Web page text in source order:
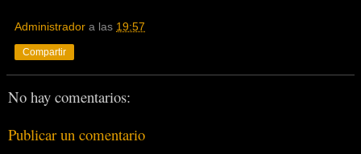
Administrador a las 19:57
Compartir
No hay comentarios:
Publicar un comentario